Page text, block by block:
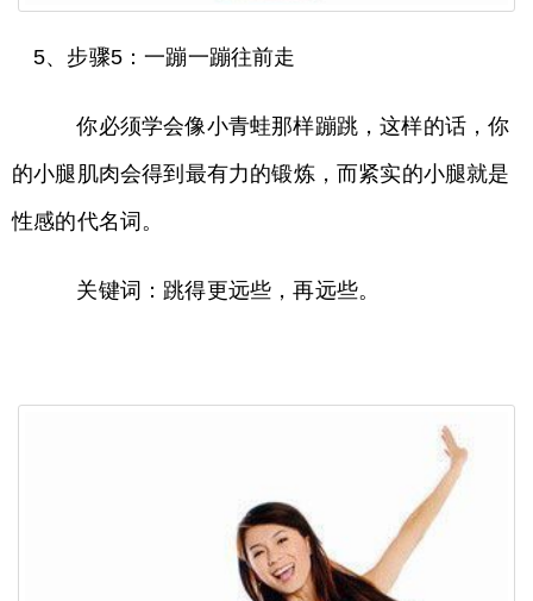
5、步骤5：一蹦一蹦往前走
你必须学会像小青蛙那样蹦跳，这样的话，你
的小腿肌肉会得到最有力的锻炼，而紧实的小腿就是
性感的代名词。
关键词：跳得更远些，再远些。